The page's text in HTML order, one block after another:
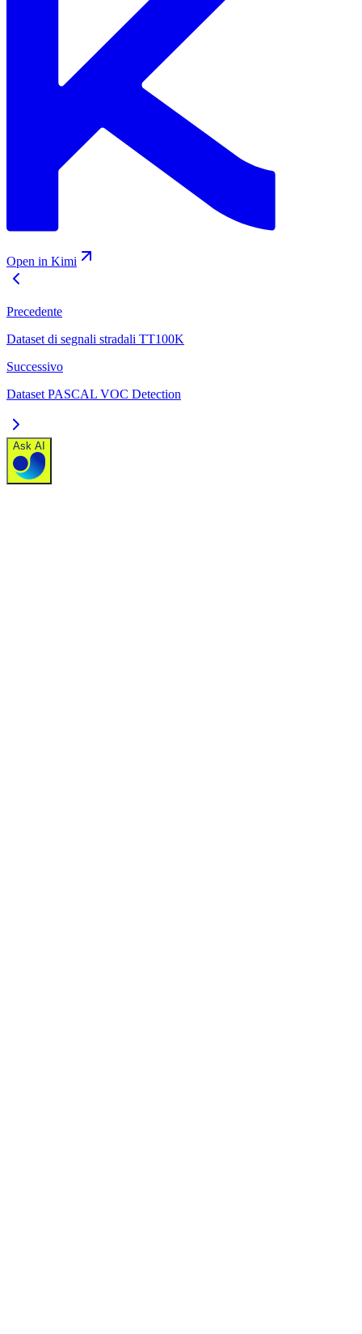
Open in Kimi
Precedente
Dataset di segnali stradali TT100K
Successivo
Dataset PASCAL VOC Detection
Ask AI